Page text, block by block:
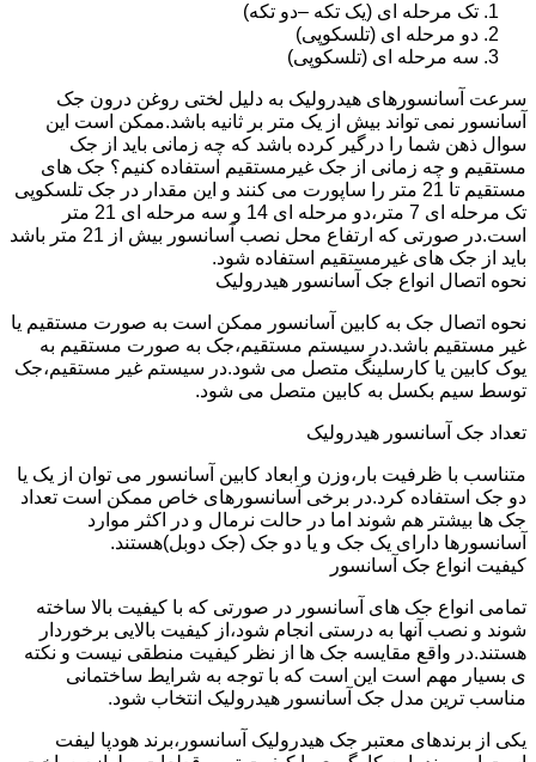
تک مرحله ای (یک تکه –دو تکه)
دو مرحله ای (تلسکوپی)
سه مرحله ای (تلسکوپی)
سرعت آسانسورهای هیدرولیک به دلیل لختی روغن درون جک
آسانسور نمی تواند بیش از یک متر بر ثانیه باشد.ممکن است این
سوال ذهن شما را درگیر کرده باشد که چه زمانی باید از جک
مستقیم و چه زمانی از جک غیرمستقیم استفاده کنیم؟ جک های
مستقیم تا 21 متر را ساپورت می کنند و این مقدار در جک تلسکوپی
تک مرحله ای 7 متر،دو مرحله ای 14 و سه مرحله ای 21 متر
است.در صورتی که ارتفاع محل نصب آسانسور بیش از 21 متر باشد
باید از جک های غیرمستقیم استفاده شود.
نحوه اتصال انواع جک آسانسور هیدرولیک
نحوه اتصال جک به کابین آسانسور ممکن است به صورت مستقیم یا
غیر مستقیم باشد.در سیستم مستقیم،جک به صورت مستقیم به
یوک کابین یا کارسلینگ متصل می شود.در سیستم غیر مستقیم،جک
توسط سیم بکسل به کابین متصل می شود.
تعداد جک آسانسور هیدرولیک
متناسب با ظرفیت بار،وزن و ابعاد کابین آسانسور می توان از یک یا
دو جک استفاده کرد.در برخی آسانسورهای خاص ممکن است تعداد
جک ها بیشتر هم شوند اما در حالت نرمال و در اکثر موارد
آسانسورها دارای یک جک و یا دو جک (جک دوبل)هستند.
کیفیت انواع جک آسانسور
تمامی انواع جک های آسانسور در صورتی که با کیفیت بالا ساخته
شوند و نصب آنها به درستی انجام شود،از کیفیت بالایی برخوردار
هستند.در واقع مقایسه جک ها از نظر کیفیت منطقی نیست و نکته
ی بسیار مهم است این است که با توجه به شرایط ساختمانی
مناسب ترین مدل جک آسانسور هیدرولیک انتخاب شود.
یکی از برندهای معتبر جک هیدرولیک آسانسور،برند هودپا لیفت